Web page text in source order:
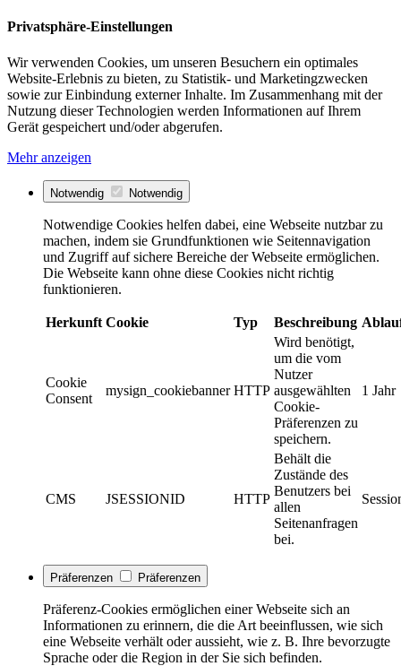
Privatsphäre-Einstellungen
Wir verwenden Cookies, um unseren Besuchern ein optimales
Website-Erlebnis zu bieten, zu Statistik- und Marketingzwecken
sowie zur Einbindung externer Inhalte. Im Zusammenhang mit der
Nutzung dieser Technologien werden Informationen auf Ihrem
Gerät gespeichert und/oder abgerufen.
Mehr anzeigen
Notwendig Notwendig
Notwendige Cookies helfen dabei, eine Webseite nutzbar zu
machen, indem sie Grundfunktionen wie Seitennavigation
und Zugriff auf sichere Bereiche der Webseite ermöglichen.
Die Webseite kann ohne diese Cookies nicht richtig
funktionieren.
Herkunft Cookie Typ Beschreibung
Cookie
Consent
mysign_cookiebanner HTTP
Wird benötigt,
um die vom
Nutzer
ausgewählten
Cookie-
Präferenzen zu
speichern.
1 Jahr
CMS JSESSIONID HTTP
Behält die
Zustände des
Benutzers bei
allen
Seitenanfragen
bei.
Präferenzen Präferenzen
Präferenz-Cookies ermöglichen einer Webseite sich an
Informationen zu erinnern, die die Art beeinflussen, wie sich
eine Webseite verhält oder aussieht, wie z. B. Ihre bevorzugte
Sprache oder die Region in der Sie sich befinden.